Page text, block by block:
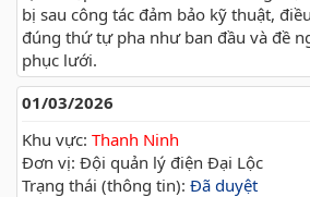
bị sau công tác đảm bảo kỹ thuật,
đúng thứ tự pha như ban đầu và đề
phục lưới.
01/03/2026
Khu vực: Thanh Ninh
Đơn vị: Đội quản lý điện Đại Lộc
Trạng thái (thông tin): Đã duyệt